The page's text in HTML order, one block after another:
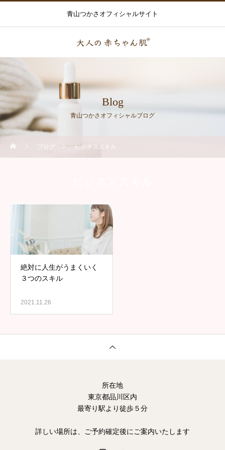
青山つかさオフィシャルサイト
Blog
青山つかさオフィシャルブログ
ブログ ビジネススキル
絶対に人生がうまくいく
３つのスキル
2021.11.26
所在地
東京都品川区内
最寄り駅より徒歩５分
詳しい場所は、ご予約確定後にご案内いたします